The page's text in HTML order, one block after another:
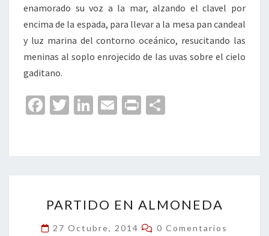
enamorado su voz a la mar, alzando el clavel por
encima de la espada, para llevar a la mesa pan candeal
y luz marina del contorno oceánico, resucitando las
meninas al soplo enrojecido de las uvas sobre el cielo
gaditano.
Fa
o
o
k
T
er
Li
dI
n
E
l
Pr
p
ar
tir
EN
ALMONEDA
PARTIDO EN ALMONEDA
27 Octubre, 2014 Comentarios
0 Comentarios